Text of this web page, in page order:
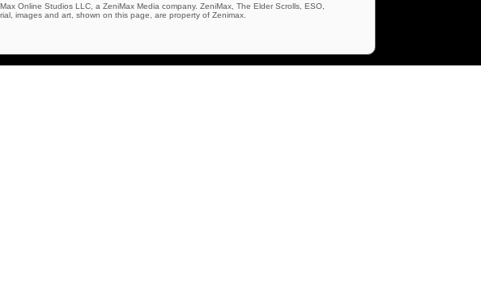
Online Studios LLC, a ZeniMax Media company. ZeniMax, The Elder Scrolls, ESO,
images and art, shown on this page, are property of Zenimax.